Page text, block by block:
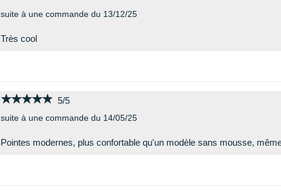
suite à une commande du 13/12/25
Très cool
★★★★★
★★★★★ 5/5
suite à une commande du 14/05/25
Pointes modernes, plus confortable qu'un modèle sans mousse,